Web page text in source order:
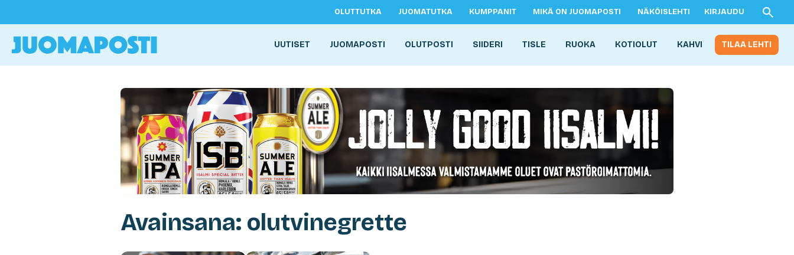
OLUTTUTKA JUOMATUTKA KUMPPANIT MIKÄ ON JUOMAPOSTI NÄKÖISLEHTI KIRJAUDU
UUTISET JUOMAPOSTI OLUTPOSTI SIIDERI TISLE RUOKA KOTIOLUT KAHVI TILAA LEHTI
Avainsana: olutvinegrette